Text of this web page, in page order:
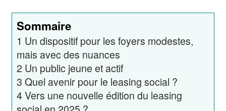
Sommaire
1 Un dispositif pour les foyers modestes,
mais avec des nuances
2 Un public jeune et actif
3 Quel avenir pour le leasing social ?
4Vers une nouvelle édition du leasing